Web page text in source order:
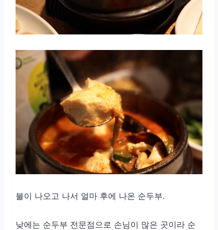
불이 나오고 나서 얼마 후에 나온 순두부.
낮에는 순두부 전문점으로 손님이 많은 곳이라 순